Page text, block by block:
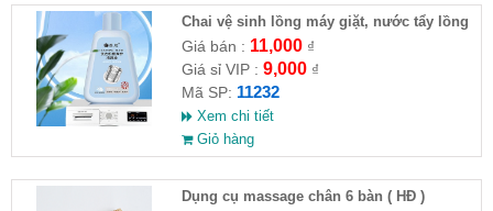
Chai vệ sinh lồng máy giặt, nước tẩy lồng
máy giặt CLEANING FLUID
Giá bán : 11,000₫
Giá sỉ VIP : 9,000₫
Mã SP: 11232
Xem chi tiết
Giỏ hàng
Dụng cụ massage chân 6 bàn ( HĐ )